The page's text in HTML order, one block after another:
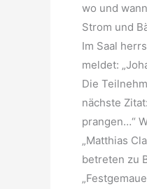
wo und
Strom und
Im Saal
meldet:
Die
nächste
prangen…“
„Matthias
betreten zu